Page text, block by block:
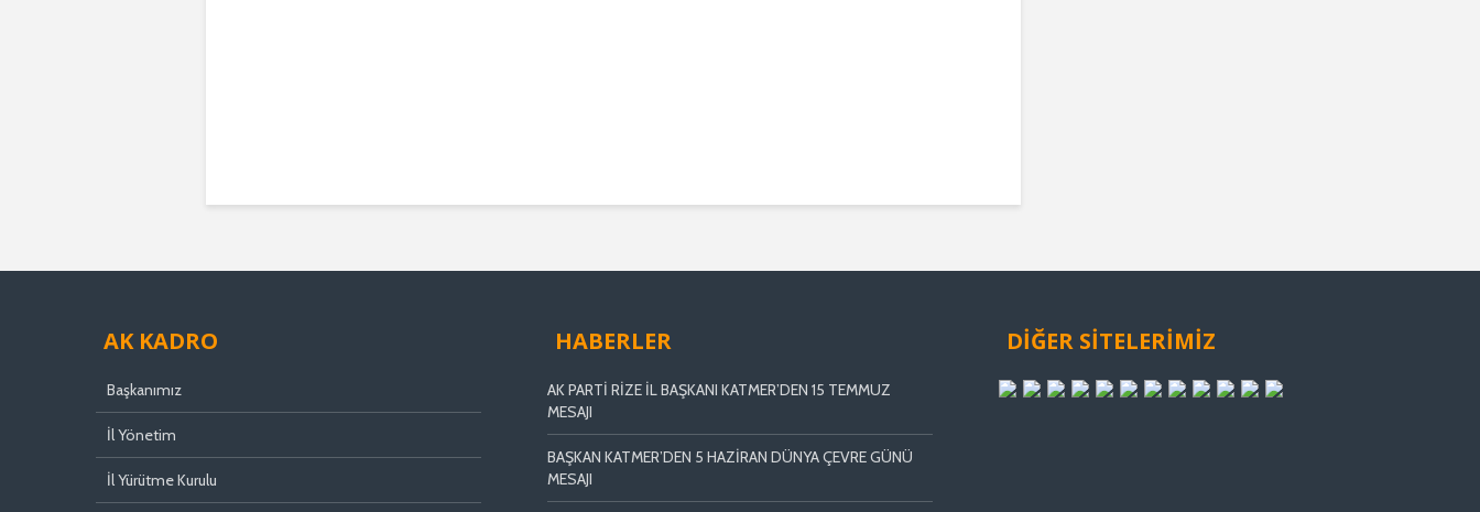
AK KADRO
Başkanımız
İl Yönetim
İl Yürütme Kurulu
HABERLER
AK PARTİ RİZE İL BAŞKANI KATMER’DEN 15 TEMMUZ
MESAJI
BAŞKAN KATMER’DEN 5 HAZİRAN DÜNYA ÇEVRE GÜNÜ
MESAJI
DİĞER SİTELERİMİZ